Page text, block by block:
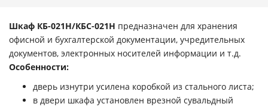
Шкаф КБ-021Н/КБС-021Н предназначен для хранения
офисной и бухгалтерской документации, учредительных
документов, электронных носителей информации и т.д.
Особенности:
дверь изнутри усилена коробкой из стального листа;
в двери шкафа установлен врезной сувальдный